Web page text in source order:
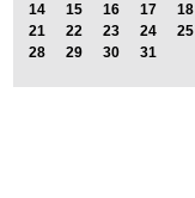
14
15 16 17 18
21
22 23 24 25
28
29 30 31